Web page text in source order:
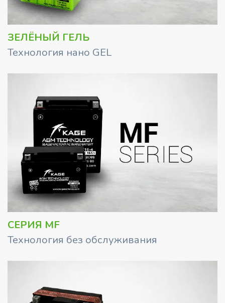
ЗЕЛЁНЫЙ ГЕЛЬ
Технология нано GEL
СЕРИЯ MF
Технология без обслуживания